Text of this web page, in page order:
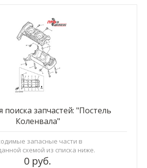
0 руб.
поиска запчастей: "Постель
Коленвала"
запасные части в
схемой из списка ниже.